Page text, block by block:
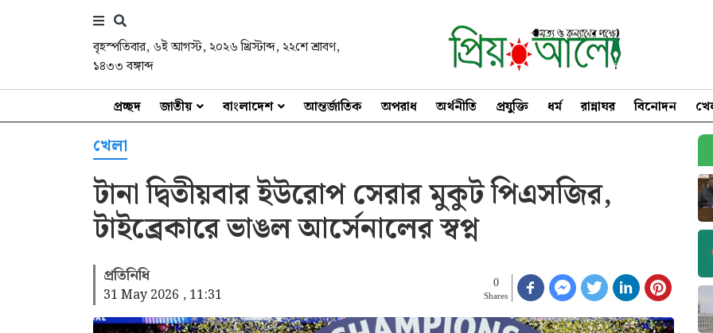
বৃহস্পতিবার, ৬ই আগস্ট, ২০২৬ খ্রিস্টাব্দ, ২২শে শ্রাবণ,
১৪৩৩ বঙ্গাব্দ
প্রচ্ছদ জাতীয় বাংলাদেশ আন্তর্জাতিক অপরাধ অর্থনীতি প্রযুক্তি ধর্ম রান্নাঘর বিনোদন
খেলা
টানা দ্বিতীয়বার ইউরোপ সেরার মুকুট পিএসজির,
টাইব্রেকারে ভাঙল আর্সেনালের স্বপ্ন
প্রতিনিধি
31 May 2026 , 11:31
0
Shares